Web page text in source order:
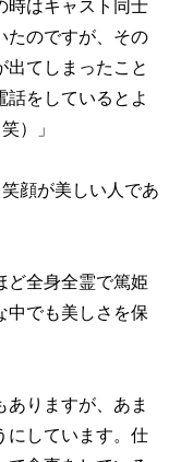
時はキャスト同士
たのですが、その
出てしまったこと
話をしているとよ
）」
顔が美しい人であ
全身全霊で篤姫
中でも美しさを保
りますが、あま
にしています。仕